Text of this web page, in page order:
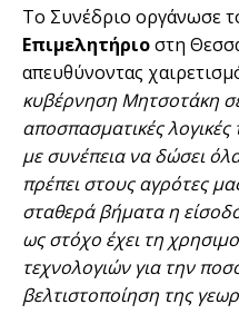
Το Συνέδριο οργάνωσε
Επιμελητήριοστη
απευθύνοντας
κυβέρνηση Μητσοτάκη
αποσπασματικές
με συνέπεια να δώσει
πρέπει στους αγρότες
σταθερά βήματα η
ως στόχο έχει τη
τεχνολογιών για την
βελτιστοποίηση της